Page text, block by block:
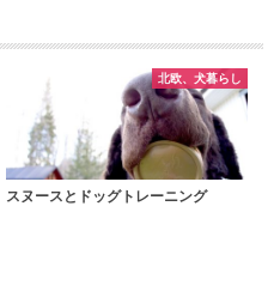
北欧、犬暮らし
スヌースとドッグトレーニング